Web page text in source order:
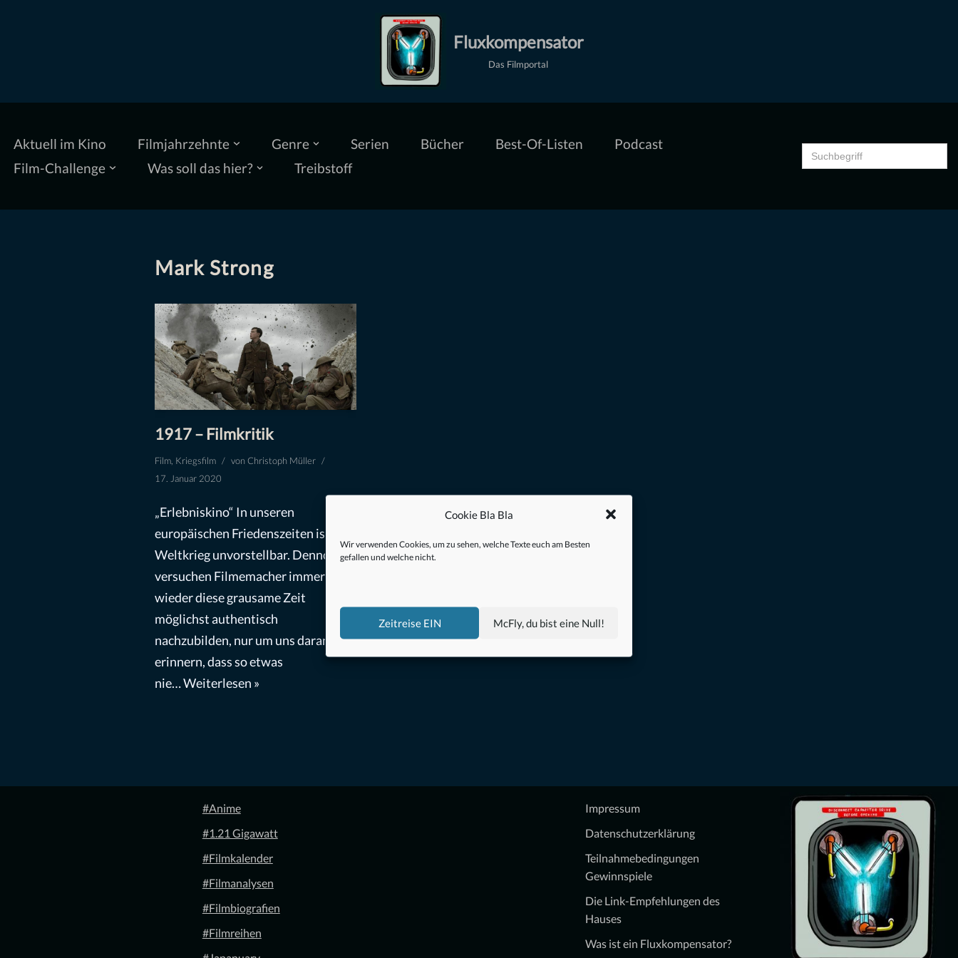
Cookie Bla Bla
Wir verwenden Cookies, um zu sehen, welche Texte euch am Besten
gefallen und welche nicht.
Zeitreise EIN McFly, du bist eine Null!
Fluxkompensator
Das Filmportal
Aktuell im Kino Filmjahrzehnte Genre Serien Bücher Best-Of-Listen
Podcast
Film-Challenge
Was soll das hier? Treibstoff
Search
for:
Mark Strong
1917 – Filmkritik
Film, Kriegsfilm vonChristoph Müller
17. Januar 2020
„Erlebniskino“ In unseren
europäischen Friedenszeiten ist ein
Weltkrieg unvorstellbar. Dennoch
versuchen Filmemacher immer
wieder diese grausame Zeit
möglichst authentisch
nachzubilden, nur um uns daran zu
erinnern, dass so etwas
nie…Weiterlesen »
#Anime
#1.21 Gigawatt
#Filmkalender
#Filmanalysen
#Filmbiografien
#Filmreihen
Impressum
Datenschutzerklärung
Teilnahmebedingungen
Gewinnspiele
Die Link-Empfehlungen des
Hauses
Was ist ein Fluxkompensator?